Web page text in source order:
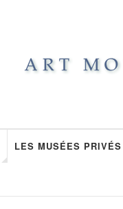
LES MUSÉES PRIVÉS